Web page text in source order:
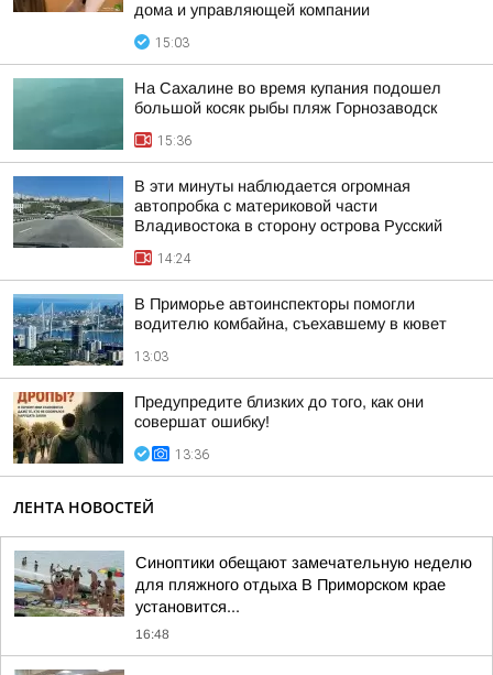
дома и управляющей компании
15:03
На Сахалине во время купания подошел
большой косяк рыбы пляж Горнозаводск
15:36
В эти минуты наблюдается огромная
автопробка с материковой части
Владивостока в сторону острова Русский
14:24
В Приморье автоинспекторы помогли
водителю комбайна, съехавшему в кювет
13:03
Предупредите близких до того, как они
совершат ошибку!
13:36
ЛЕНТА НОВОСТЕЙ
Синоптики обещают замечательную неделю
для пляжного отдыха В Приморском крае
установится...
16:48